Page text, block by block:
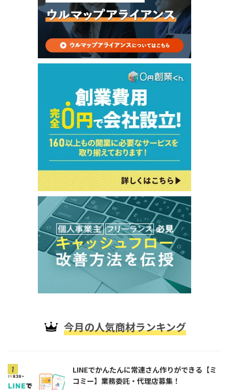
今月の人気商材ランキング
LINEでかんたんに常連さん作りができる【ミ
コミー】業務委託・代理店募集！